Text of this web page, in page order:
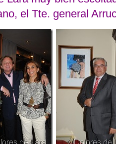
el Tte. general